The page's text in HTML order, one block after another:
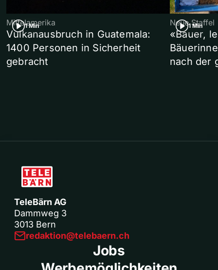
1 Min
Mittelamerika
Vulkanausbruch in Guatemala:
1400 Personen in Sicherheit
gebracht
1 Min
Neue Staffel
«Bauer,
nach der
TeleBärn AG
Dammweg 3
3013 Bern
redaktion@telebaern.ch
Jobs